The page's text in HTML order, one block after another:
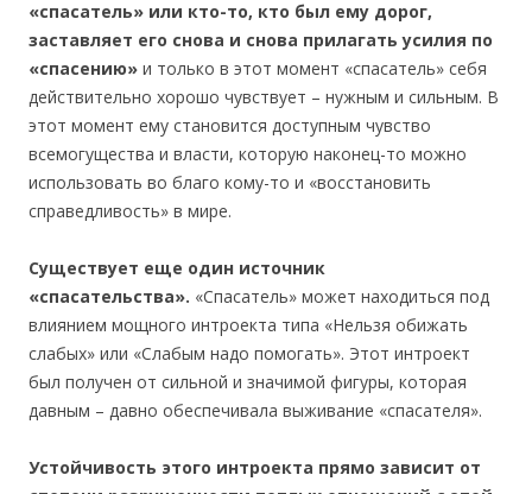
«спасатель» или кто-то, кто был ему дорог,
заставляет его снова и снова прилагать усилия по
«спасению» и только в этот момент «спасатель» себя
действительно хорошо чувствует – нужным и сильным. В
этот момент ему становится доступным чувство
всемогущества и власти, которую наконец-то можно
использовать во благо кому-то и «восстановить
справедливость» в мире.
Существует еще один источник
«спасательства». «Спасатель» может находиться под
влиянием мощного интроекта типа «Нельзя обижать
слабых» или «Слабым надо помогать». Этот интроект
был получен от сильной и значимой фигуры, которая
давным – давно обеспечивала выживание «спасателя».
Устойчивость этого интроекта прямо зависит от